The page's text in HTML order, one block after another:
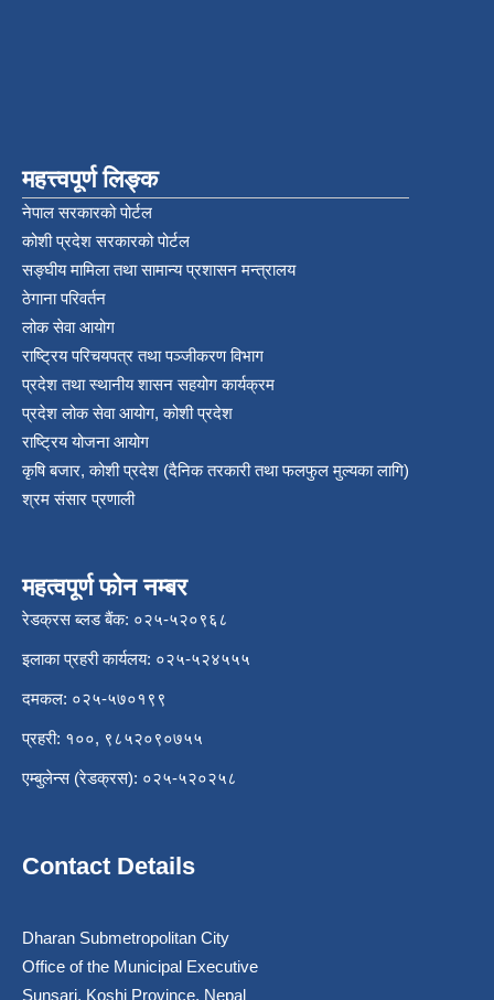
महत्त्वपूर्ण लिङ्क
नेपाल सरकारको पोर्टल
कोशी प्रदेश सरकारको पोर्टल
सङ्‍घीय मामिला तथा सामान्य प्रशासन मन्त्रालय
ठेगाना परिवर्तन
लोक सेवा आयोग
राष्ट्रिय परिचयपत्र तथा पञ्‍जीकरण विभाग
प्रदेश तथा स्थानीय शासन सहयोग कार्यक्रम
प्रदेश लोक सेवा आयोग, कोशी प्रदेश
राष्ट्रिय योजना आयोग
कृषि बजार, कोशी प्रदेश (दैनिक तरकारी तथा फलफुल मुल्यका लागि)
श्रम संसार प्रणाली
महत्वपूर्ण फोन नम्बर
रेडक्रस ब्लड बैंक: ०२५-५२०९६८
इलाका प्रहरी कार्यलय: ०२५-५२४५५५
दमकल: ०२५-५७०१९९
प्रहरी: १००, ९८५२०९०७५५
एम्बुलेन्स (रेडक्रस): ०२५-५२०२५८
Contact Details
Dharan Submetropolitan City
Office of the Municipal Executive
Sunsari, Koshi Province, Nepal